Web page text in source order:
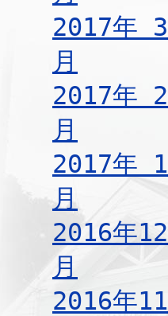
2017年 3
月
2017年 2
月
2017年 1
月
2016年12
月
2016年11